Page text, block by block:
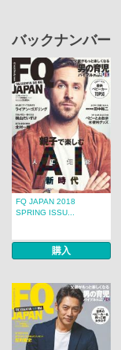
バックナンバー
FQ JAPAN 2018
SPRING ISSU...
購入